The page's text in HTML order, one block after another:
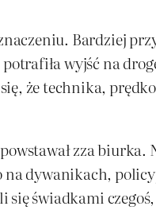
Bardziej
wyjść na
że technika,
zza biurka.
dywanikach,
świadkami